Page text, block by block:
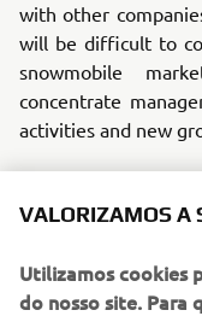
with other
will be difficult to
snowmobile
concentrate
activities and new
2. Future
Yamaha will ensure
production run
VALORIZAMOS A
Utilizamos cookies
do nosso site. Para